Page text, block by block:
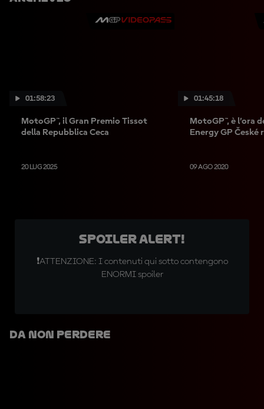
01:58:23
MotoGP™, il Gran Premio Tissot
della Repubblica Ceca
20 LUG 2025
01:45:18
MotoGP™, è l’ora
Energy GP České
09 AGO 2020
SPOILER ALERT!
❗ATTENZIONE: I contenuti qui sotto contengono
ENORMI spoiler
Da Non Perdere